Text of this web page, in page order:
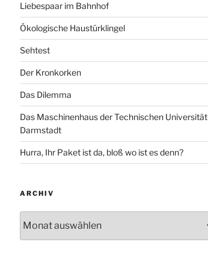
Liebespaar im Bahnhof
Ökologische Haustürklingel
Sehtest
Der Kronkorken
Das Dilemma
Das Maschinenhaus der Technischen Universität
Darmstadt
Hurra, Ihr Paket ist da, bloß wo ist es denn?
ARCHIV